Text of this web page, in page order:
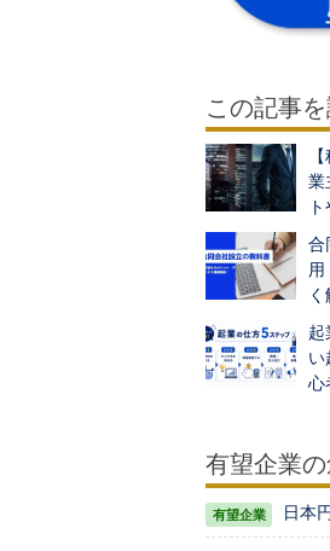
この記事
業
合
用
く
起
い
心
有望企業
日本